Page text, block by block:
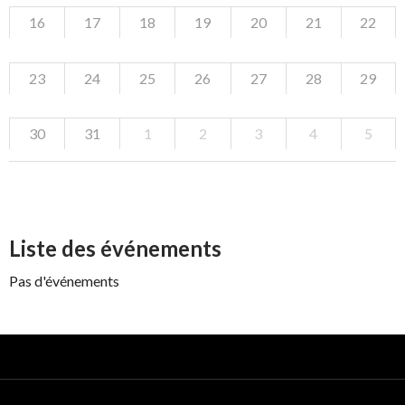
16 17 18 19 20 21 22
23 24 25 26 27 28 29
30 31 1 2 3 4 5
Liste des événements
Pas d'événements